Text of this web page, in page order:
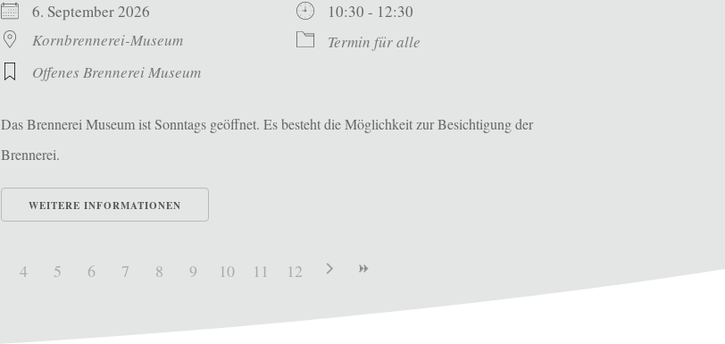
6. September 2026
10:30 - 12:30
Kornbrennerei-Museum
Termin für alle
Offenes Brennerei Museum
Das Brennerei Museum ist Sonntags geöffnet. Es besteht die Möglichkeit zur Besichtigung der
Brennerei.
WEITERE INFORMATIONEN
4 5 6 7 8 9 10 11 12